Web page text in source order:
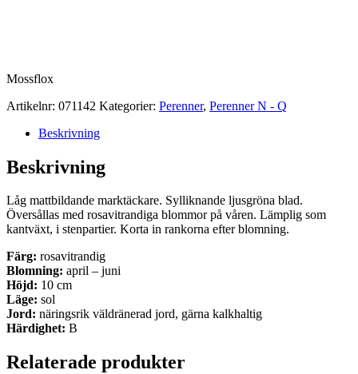
Mossflox
Artikelnr: 071142 Kategorier: Perenner, Perenner N - Q
Beskrivning
Beskrivning
Låg mattbildande marktäckare. Sylliknande ljusgröna blad.
Översållas med rosavitrandiga blommor på våren. Lämplig som
kantväxt, i stenpartier. Korta in rankorna efter blomning.
Färg: rosavitrandig
Blomning: april – juni
Höjd: 10 cm
Läge: sol
Jord: näringsrik väldränerad jord, gärna kalkhaltig
Härdighet: B
Relaterade produkter